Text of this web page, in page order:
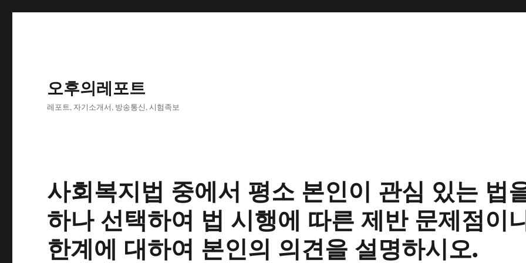
오후의레포트
레포트, 자기소개서, 방송통신, 시험족보
사회복지법 중에서 평소 본인이 관심 있는 법
하나 선택하여 법 시행에 따른 제반 문제점이
한계에 대하여 본인의 의견을 설명하시오.